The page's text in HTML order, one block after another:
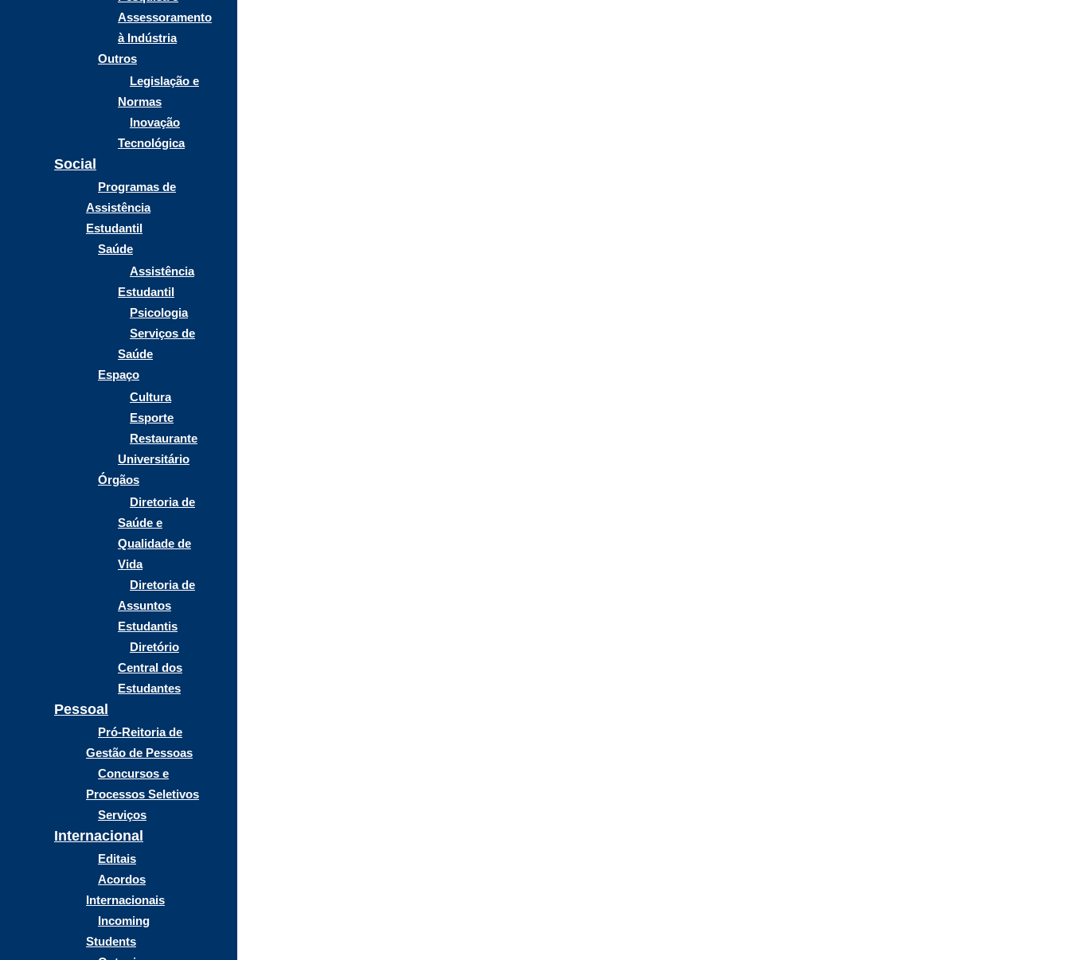
Assessoramento
à Indústria
Outros
Legislação e
Normas
Inovação
Tecnológica
Social
Programas de
Assistência
Estudantil
Saúde
Assistência
Estudantil
Psicologia
Serviços de
Saúde
Espaço
Cultura
Esporte
Restaurante
Universitário
Órgãos
Diretoria de
Saúde e
Qualidade de
Vida
Diretoria de
Assuntos
Estudantis
Diretório
Central dos
Estudantes
Pessoal
Pró-Reitoria de
Gestão de Pessoas
Concursos e
Processos Seletivos
Serviços
Internacional
Editais
Acordos
Internacionais
Incoming
Students